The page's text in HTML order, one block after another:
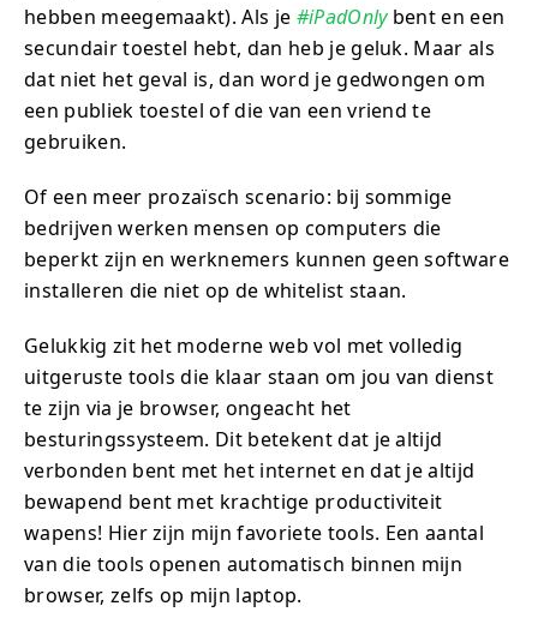
hebben meegemaakt). Als je #iPadOnlybent en een
secundair toestel hebt, dan heb je geluk. Maar als
dat niet het geval is, dan word je gedwongen om
een publiek toestel of die van een vriend te
gebruiken.
Of een meer prozaïsch scenario: bij sommige
bedrijven werken mensen op computers die
beperkt zijn en werknemers kunnen geen software
installeren die niet op de whitelist staan.
Gelukkig zit het moderne web vol met volledig
uitgeruste tools die klaar staan om jou van dienst
te zijn via je browser, ongeacht het
besturingssysteem. Dit betekent dat je altijd
verbonden bent met het internet en dat je altijd
bewapend bent met krachtige productiviteit
wapens! Hier zijn mijn favoriete tools. Een aantal
van die tools openen automatisch binnen mijn
browser, zelfs op mijn laptop.